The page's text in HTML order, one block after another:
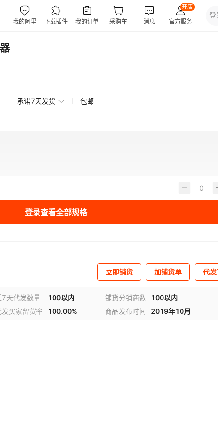
承诺7天发货 包邮
登录查看全部规格
立即铺货 加铺货单 代
7天代发数量 100以内 铺货分销商数
100以内
发买家留货率
100.00% 商品发布时间 2019年10月